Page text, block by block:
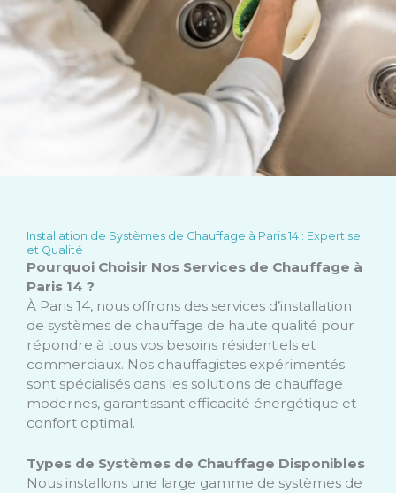
Installation de Systèmes de Chauffage à Paris 14 : Expertise
et Qualité
Pourquoi Choisir Nos Services de Chauffage à
Paris 14 ?
À Paris 14, nous offrons des services d’installation
de systèmes de chauffage de haute qualité pour
répondre à tous vos besoins résidentiels et
commerciaux. Nos chauffagistes expérimentés
sont spécialisés dans les solutions de chauffage
modernes, garantissant efficacité énergétique et
confort optimal.
Types de Systèmes de Chauffage Disponibles
Nous installons une large gamme de systèmes de